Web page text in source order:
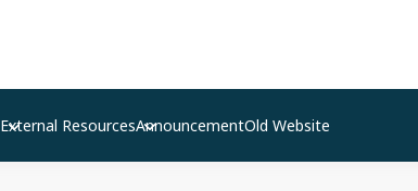
External ResourcesAnnouncementOld Website